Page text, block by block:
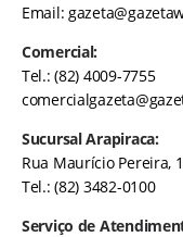
Email:
Comercial:
Tel.: (82) 4009-7755
Sucursal Arapiraca:
Rua Maurício Pereira,
Tel.: (82) 3482-0100
Serviço de